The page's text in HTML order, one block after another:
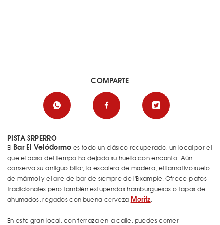
PISTA SRPERRO
El Bar El Velódormo es todo un clásico recuperado, un local por el
que el paso del tiempo ha dejado su huella con encanto. Aún
conserva su antiguo billar, la escalera de madera, el llamativo suelo
de mármol y el aire de bar de siempre de l'Eixample. Ofrece platos
tradicionales pero también estupendas hamburguesas o tapas de
ahumados, regados con buena cerveza Moritz.
En este gran local, con terraza en la calle, puedes comer
COMPARTE